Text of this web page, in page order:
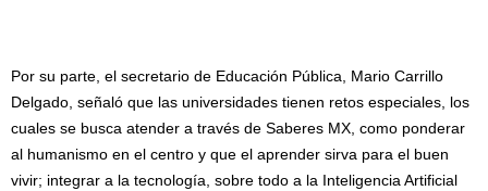
Por su parte, el secretario de Educación Pública, Mario Carrillo
Delgado, señaló que las universidades tienen retos especiales, los
cuales se busca atender a través de Saberes MX, como ponderar
al humanismo en el centro y que el aprender sirva para el buen
vivir; integrar a la tecnología, sobre todo a la Inteligencia Artificial